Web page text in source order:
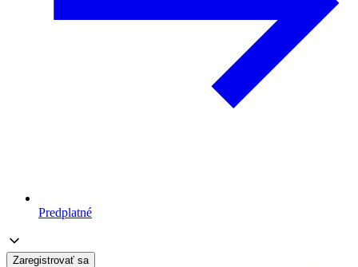
Predplatné
Zaregistrovať sa